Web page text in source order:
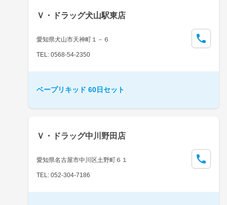
Ｖ・ドラッグ犬山駅東店
愛知県犬山市天神町１－６
TEL: 0568-54-2350
ベープリキッド 60日セット
Ｖ・ドラッグ中川野田店
愛知県名古屋市中川区土野町６１
TEL: 052-304-7186